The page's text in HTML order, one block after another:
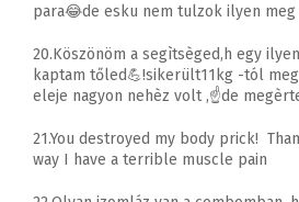
para😂de esku nem tulzok ilyen
20.Köszönöm a segìtsèged,h egy
kaptam tőled💪!sikerült11kg -tól
eleje nagyon nehèz volt ,☝de
21.You destroyed my body prick!
way I have a terrible muscle pain